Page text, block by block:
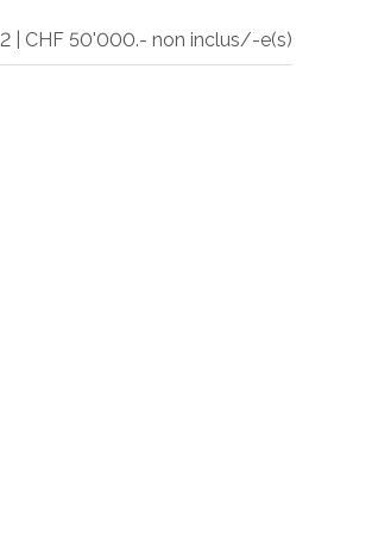
2 | CHF 50'000.- non inclus/-e(s)